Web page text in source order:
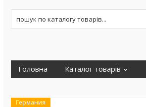
Головна Каталог товарів
Германия